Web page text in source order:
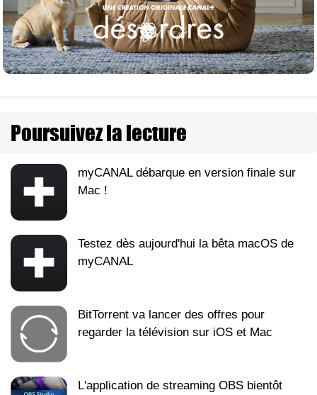
Poursuivez la lecture
myCANAL débarque en version finale sur
Mac !
Testez dès aujourd'hui la bêta macOS de
myCANAL
BitTorrent va lancer des offres pour
regarder la télévision sur iOS et Mac
L'application de streaming OBS bientôt